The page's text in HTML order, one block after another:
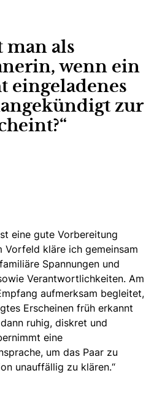
man als
wenn ein
eingeladenes
zur
eine gute Vorbereitung
Vorfeld kläre ich gemeinsam
Spannungen und
Verantwortlichkeiten. Am
aufmerksam begleitet,
Erscheinen früh erkannt
ruhig, diskret und
eine
um das Paar zu
unauffällig zu klären.“